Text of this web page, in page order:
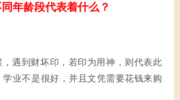
年龄段代表着什么？
，遇到财坏印，若印为用神，则代表此
学业不是很好，并且文凭需要花钱来购